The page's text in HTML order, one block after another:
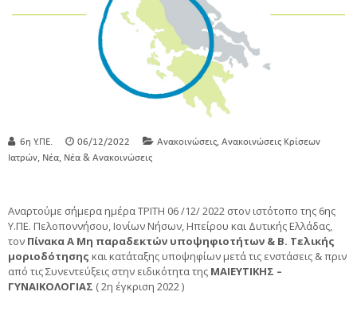
6η Υ.ΠΕ. 06/12/2022 Ανακοινώσεις, Ανακοινώσεις Κρίσεων
Ιατρών, Νέα, Νέα & Ανακοινώσεις
Αναρτούμε σήμερα ημέρα TΡΙΤΗ 06 /12/ 2022 στον ιστότοπο της 6ης
Υ.ΠΕ. Πελοποννήσου, Ιονίων Νήσων, Ηπείρου και Δυτικής Ελλάδας,
τον Πίνακα Α Μη παραδεκτών υποψηφιοτήτων & Β. Τελικής
μοριοδότησης και κατάταξης υποψηφίων μετά τις ενστάσεις & πριν
από τις Συνεντεύξεις στην ειδικότητα της ΜΑΙΕΥΤΙΚΗΣ –
ΓΥΝΑΙΚΟΛΟΓΙΑΣ ( 2η έγκριση 2022 )